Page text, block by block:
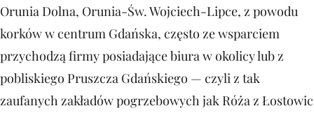
Orunia Dolna, Orunia-Św. Wojciech-Lipce, z powodu
korków w centrum Gdańska, często ze wsparciem
przychodzą firmy posiadające biura w okolicy lub z
pobliskiego Pruszcza Gdańskiego — czyli z tak
zaufanych zakładów pogrzebowych jak Róża z Łostowic